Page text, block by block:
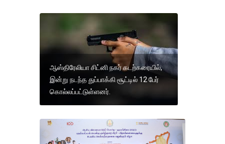
ஆஸ்திரேலியா சிட்னி நகர் கடற்கரையில்,
இன்று நடந்த துப்பாக்கி சூட்டில் 12 பேர்
கொல்லப்பட்டுள்ளனர்.